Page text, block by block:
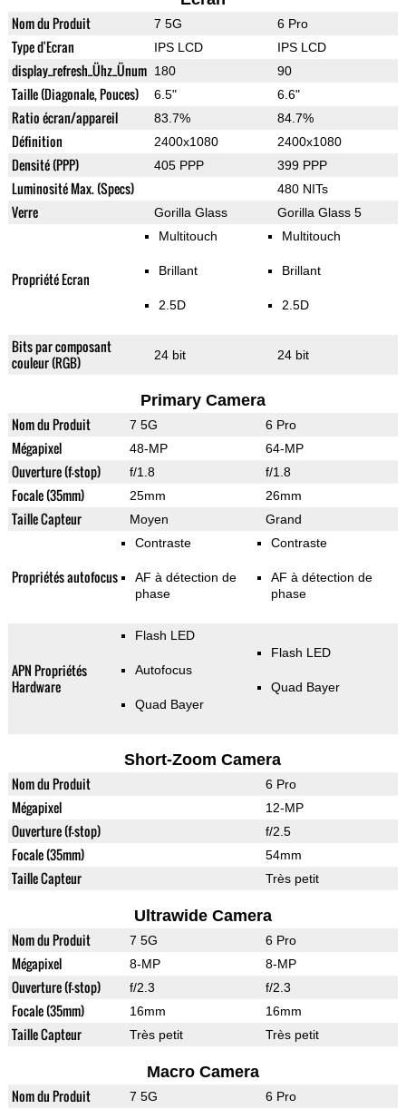
Nom du Produit 7 5G 6 Pro
Type d'Ecran IPS LCD IPS LCD
display_refresh_Ühz_Ünum 180 90
Taille (Diagonale, Pouces) 6.5" 6.6"
Ratio écran/appareil 83.7% 84.7%
Définition 2400x1080 2400x1080
Densité (PPP) 405 PPP 399 PPP
Luminosité Max. (Specs) 480 NITs
Verre Gorilla Glass Gorilla Glass 5
Propriété Ecran
Multitouch
Brillant
2.5D
Multitouch
Brillant
2.5D
Bits par composant
couleur (RGB)
24 bit 24 bit
Primary Camera
Nom du Produit 7 5G 6 Pro
Mégapixel 48-MP 64-MP
Ouverture (f-stop) f/1.8 f/1.8
Focale (35mm) 25mm 26mm
Taille Capteur Moyen Grand
Propriétés autofocus
Contraste
AF à détection de
phase
Contraste
AF à détection de
phase
APN Propriétés
Hardware
Flash LED
Autofocus
Quad Bayer
Flash LED
Quad Bayer
Short-Zoom Camera
Nom du Produit 6 Pro
Mégapixel 12-MP
Ouverture (f-stop) f/2.5
Focale (35mm) 54mm
Taille Capteur Très petit
Ultrawide Camera
Nom du Produit 7 5G 6 Pro
Mégapixel 8-MP 8-MP
Ouverture (f-stop) f/2.3 f/2.3
Focale (35mm) 16mm 16mm
Taille Capteur Très petit Très petit
Macro Camera
Nom du Produit 7 5G 6 Pro